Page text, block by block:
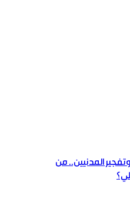
المدنيين.. من